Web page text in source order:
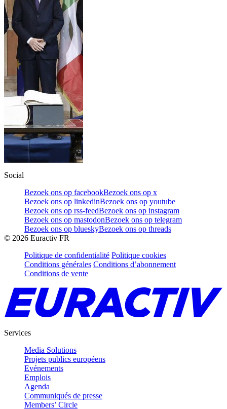
Social
Bezoek ons op facebookBezoek ons op x
Bezoek ons op linkedinBezoek ons op youtube
Bezoek ons op rss-feedBezoek ons op instagram
Bezoek ons op mastodonBezoek ons op telegram
Bezoek ons op blueskyBezoek ons op threads
© 2026 Euractiv FR
Politique de confidentialité Politique cookies
Conditions générales Conditions d’abonnement
Conditions de vente
Services
Media Solutions
Projets publics européens
Evénements
Emplois
Agenda
Communiqués de presse
Members’ Circle